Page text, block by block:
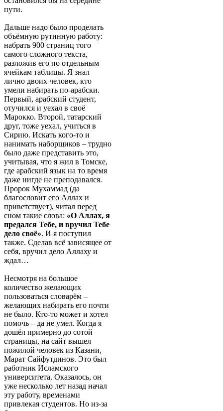
пути.
Дальше надо было проделать
объёмную рутинную работу:
набрать 900 страниц того
самого сложного текста,
разложив его по отдельным
ячейкам таблицы. Я знал
лично двоих человек, кто
умели набирать по-арабски.
Первый, арабский студент,
отучился и уехал в своё
Марокко. Второй, татарский
друг, тоже уехал, учиться в
Сирию. Искать кого-то и
нанимать наборщиков – трудно
было даже представить это,
учитывая, что я жил в Томске,
где арабский язык на то время
даже нигде не преподавался.
Пророк Мухаммад (да
благословит его Аллах и
приветствует), читал перед
сном такие слова: «О Аллах, я
предался Тебе, и вручил Тебе
дело своё». И я поступил
также. Сделав всё зависящее от
себя, вручил дело Аллаху и
ждал…
Несмотря на большое
количество желающих
пользоваться словарём –
желающих набирать его почти
не было. Кто-то может и хотел
помочь – да не умел. Когда я
дошёл примерно до сотой
страницы, на сайт вышел
пожилой человек из Казани,
Марат Сайфутдинов. Это был
работник Исламского
университета. Оказалось, он
уже несколько лет назад начал
эту работу, временами
привлекая студентов. Но из-за